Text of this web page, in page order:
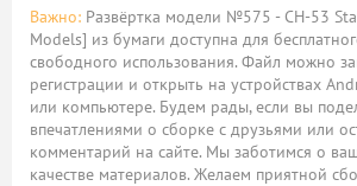
Важно: Развёртка модели №575 - CH-53
Models] из бумаги доступна для
свободного использования. Файл можно
регистрации и открыть на устройствах
или компьютере. Будем рады, если вы
впечатлениями о сборке с друзьями или
комментарий на сайте. Мы заботимся о
качестве материалов. Желаем приятной